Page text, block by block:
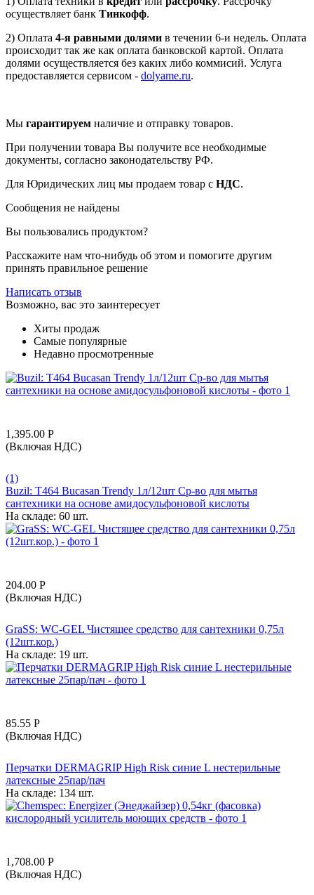
осуществляет банк Тинкофф.
2) Оплата 4-я равными долями в течении 6-и недель. Оплата
происходит так же как оплата банковской картой. Оплата
долями осуществляется без каких либо коммисий. Услуга
предоставляется сервисом - dolyame.ru.
Мы гарантируем наличие и отправку товаров.
При получении товара Вы получите все необходимые
документы, согласно законодательству РФ.
Для Юридических лиц мы продаем товар с НДС.
Сообщения не найдены
Вы пользовались продуктом?
Расскажите нам что-нибудь об этом и помогите другим
принять правильное решение
Написать отзыв
Возможно, вас это заинтересует
Хиты продаж
Самые популярные
Недавно просмотренные
1,395.00 Р
(Включая НДС)
(1)
Buzil: T464 Bucasan Trendy 1л/12шт Ср-во для мытья
сантехники на основе амидосульфоновой кислоты
На складе: 60 шт.
204.00 Р
(Включая НДС)
GraSS: WC-GEL Чистящее средство для сантехники 0,75л
(12шт.кор.)
На складе: 19 шт.
85.55 Р
(Включая НДС)
Перчатки DERMAGRIP High Risk синие L нестерильные
латексные 25пар/пач
На складе: 134 шт.
1,708.00 Р
(Включая НДС)